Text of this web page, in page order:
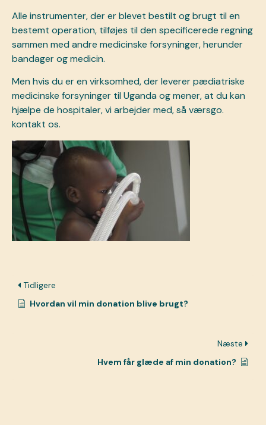
Alle instrumenter, der er blevet bestilt og brugt til en
bestemt operation, tilføjes til den specificerede regning
sammen med andre medicinske forsyninger, herunder
bandager og medicin.
Men hvis du er en virksomhed, der leverer pædiatriske
medicinske forsyninger til Uganda og mener, at du kan
hjælpe de hospitaler, vi arbejder med, så værsgo.
kontakt os.
Tidligere
Hvordan vil min donation blive brugt?
Næste
Hvem får glæde af min donation?